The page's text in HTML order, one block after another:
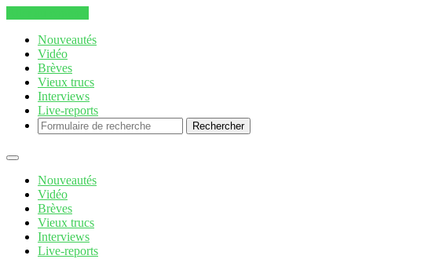
Nouveautés
Vidéo
Brèves
Vieux trucs
Interviews
Live-reports
Rechercher
Nouveautés
Vidéo
Brèves
Vieux trucs
Interviews
Live-reports